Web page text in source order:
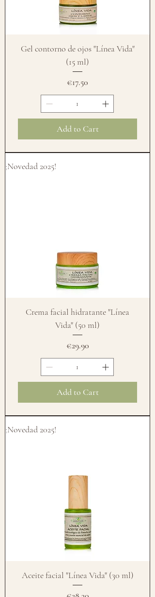
Gel contorno de ojos "Línea Vida"
(15 ml)
Price
€17.50
Add to Cart
¡Novedad 2025!
Crema facial hidratante "Línea
Vida" (50 ml)
Price
€29.90
Add to Cart
¡Novedad 2025!
Aceite facial "Línea Vida" (30 ml)